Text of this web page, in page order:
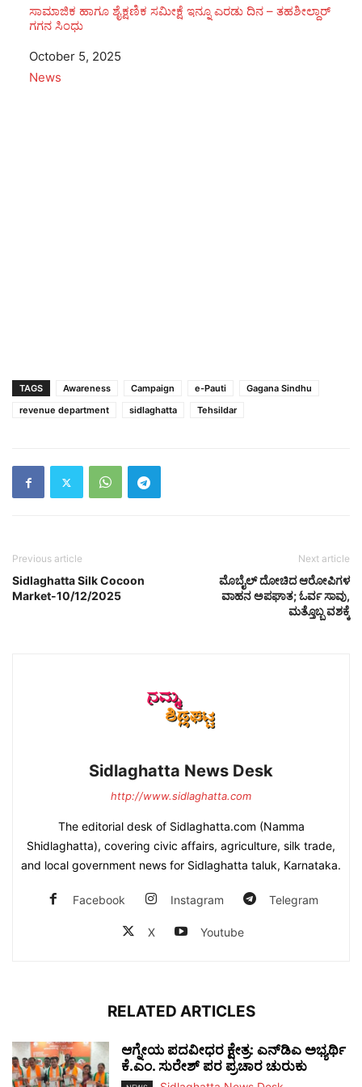
ಸಾಮಾಜಿಕ ಹಾಗೂ ಶೈಕ್ಷಣಿಕ ಸಮೀಕ್ಷೆ ಇನ್ನೂ ಎರಡು ದಿನ – ತಹಶೀಲ್ದಾರ್
ಗಗನ ಸಿಂಧು
Date
October 5, 2025
In relation to
News
TAGS Awareness Campaign e-Pauti
Gagana Sindhu
revenue department
sidlaghatta Tehsildar
Previous article
Sidlaghatta Silk Cocoon
Market-10/12/2025
Next article
ಮೊಬೈಲ್ ದೋಚಿದ ಆರೋಪಿಗಳ
ವಾಹನ ಅಪಘಾತ; ಓರ್ವ ಸಾವು,
ಮತ್ತೊಬ್ಬ ವಶಕ್ಕೆ
Sidlaghatta News Desk
http://www.sidlaghatta.com
The editorial desk of Sidlaghatta.com (Namma
Shidlaghatta), covering civic affairs, agriculture, silk trade,
and local government news for Sidlaghatta taluk, Karnataka.
Facebook Instagram Telegram
X Youtube
RELATED ARTICLES
ಆಗ್ನೇಯ ಪದವೀಧರ ಕ್ಷೇತ್ರ: ಎನ್‌ಡಿಎ ಅಭ್ಯರ್ಥಿ
ಕೆ.ಎಂ. ಸುರೇಶ್ ಪರ ಪ್ರಚಾರ ಚುರುಕು